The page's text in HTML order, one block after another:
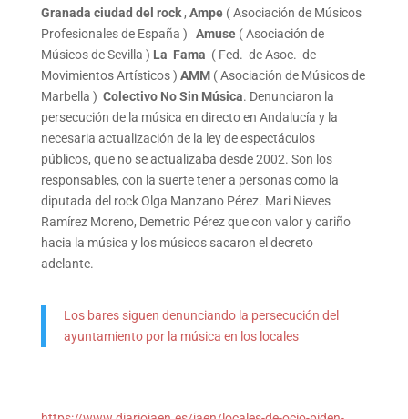
Granada ciudad del rock, Ampe( Asociación de Músicos
Profesionales de España ) Amuse( Asociación de
Músicos de Sevilla ) La Fama ( Fed. de Asoc. de
Movimientos Artísticos ) AMM( Asociación de Músicos de
Marbella ) Colectivo No Sin Música. Denunciaron la
persecución de la música en directo en Andalucía y la
necesaria actualización de la ley de espectáculos
públicos, que no se actualizaba desde 2002. Son los
responsables, con la suerte tener a personas como la
diputada del rock Olga Manzano Pérez. Mari Nieves
Ramírez Moreno, Demetrio Pérez que con valor y cariño
hacia la música y los músicos sacaron el decreto
adelante.
Los bares siguen denunciando la persecución del
ayuntamiento por la música en los locales